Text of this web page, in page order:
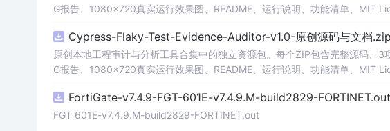
G报告、1080×720真实运行效果图、README、运行说明、功能清单、MIT
源码、Logo、官方截图、论文、生产日志或其他受限素材。适合前端开发、AI
Cypress-Flaky-Test-Evidence-Auditor-v1.0-原创源码与文档.zip
原创本地工程审计与分析工具合集中的独立资源包。每个ZIP包含完整源码、
G报告、1080×720真实运行效果图、README、运行说明、功能清单、MIT
源码、Logo、官方截图、论文、生产日志或其他受限素材。适合前端开发、AI
FortiGate-v7.4.9-FGT-601E-v7.4.9.M-build2829-FORTINET.out
FGT_601E-v7.4.9.M-build2829-FORTINET.out